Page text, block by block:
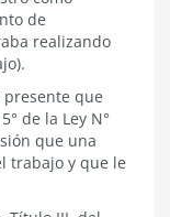
de
realizando
que
de la Ley N°
que una
trabajo y que le